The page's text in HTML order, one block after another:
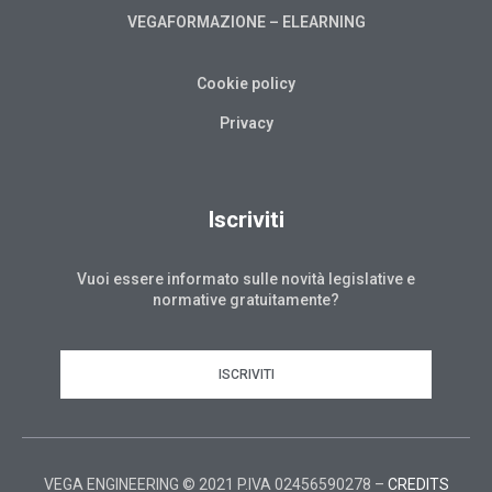
VEGAFORMAZIONE – ELEARNING
Cookie policy
Privacy
Iscriviti
Vuoi essere informato sulle novità legislative e
normative gratuitamente?
ISCRIVITI
VEGA ENGINEERING © 2021 P.IVA 02456590278 – CREDITS